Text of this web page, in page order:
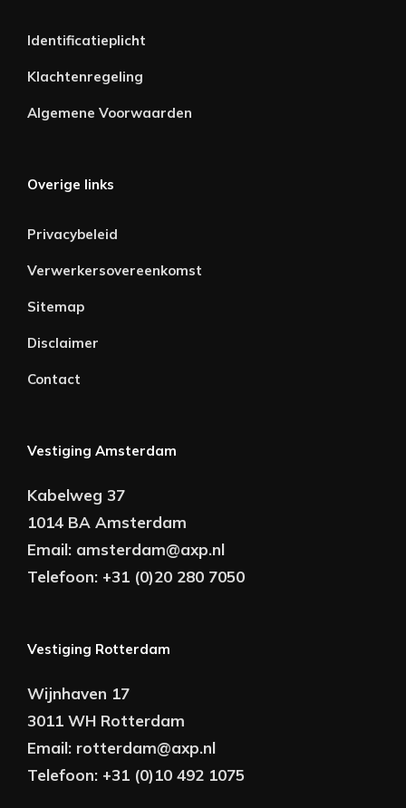
Identificatieplicht
Klachtenregeling
Algemene Voorwaarden
Overige links
Privacybeleid
Verwerkersovereenkomst
Sitemap
Disclaimer
Contact
Vestiging Amsterdam
Kabelweg 37
1014 BA Amsterdam
Email: amsterdam@axp.nl
Telefoon: +31 (0)20 280 7050
Vestiging Rotterdam
Wijnhaven 17
3011 WH Rotterdam
Email: rotterdam@axp.nl
Telefoon: +31 (0)10 492 1075